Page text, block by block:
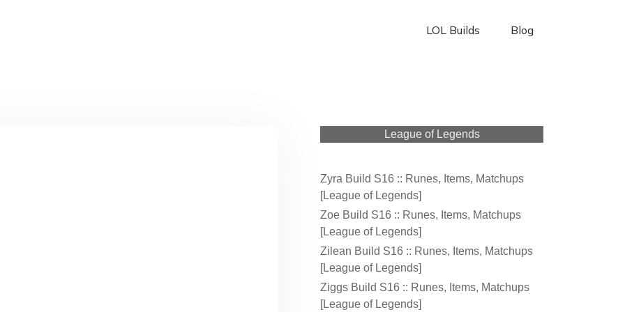
LOL Builds Blog
League of Legends
Zyra Build S16 :: Runes, Items, Matchups
[League of Legends]
Zoe Build S16 :: Runes, Items, Matchups
[League of Legends]
Zilean Build S16 :: Runes, Items, Matchups
[League of Legends]
Ziggs Build S16 :: Runes, Items, Matchups
[League of Legends]